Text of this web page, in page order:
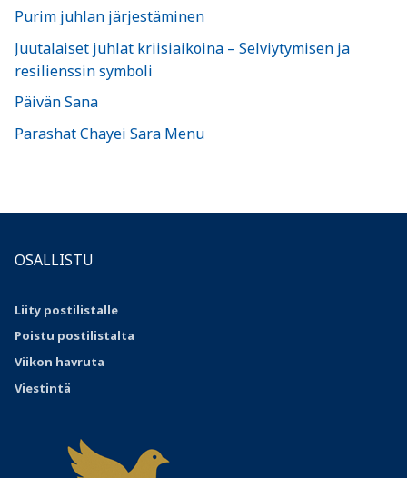
Purim juhlan järjestäminen
Juutalaiset juhlat kriisiaikoina – Selviytymisen ja
resilienssin symboli
Päivän Sana
Parashat Chayei Sara Menu
OSALLISTU
Liity postilistalle
Poistu postilistalta
Viikon havruta
Viestintä